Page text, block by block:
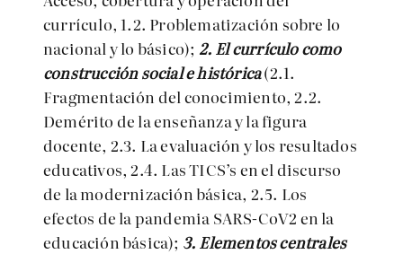
currículo, 1.2. Problematización sobre lo
nacional y lo básico); 2. El currículo como
construcción social e histórica(2.1.
Fragmentación del conocimiento, 2.2.
Demérito de la enseñanza y la figura
docente, 2.3. La evaluación y los resultados
educativos, 2.4. Las TICS’s en el discurso
de la modernización básica, 2.5. Los
efectos de la pandemia SARS-CoV2 en la
educación básica); 3. Elementos centrales